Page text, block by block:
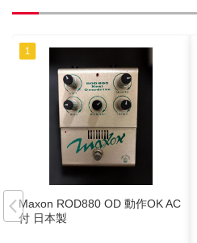
Maxon ROD880 OD 動作OK AC
付 日本製